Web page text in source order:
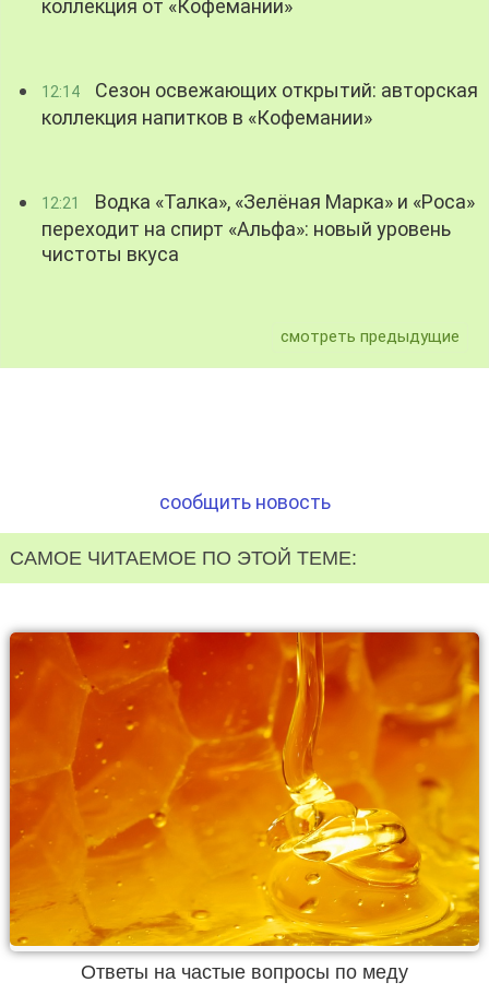
коллекция от «Кофемании»
12:14
Сезон освежающих открытий: авторская
коллекция напитков в «Кофемании»
12:21
Водка «Талка», «Зелёная Марка» и «Роса»
переходит на спирт «Альфа»: новый уровень
чистоты вкуса
смотреть предыдущие
сообщить новость
САМОЕ ЧИТАЕМОЕ ПО ЭТОЙ ТЕМЕ:
Ответы на частые вопросы по меду